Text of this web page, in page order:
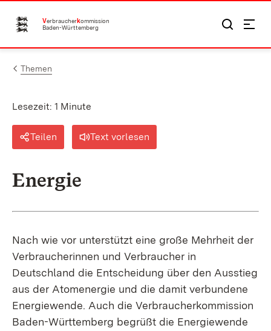
Zum Inhalt springen
Verbraucherkommission
Baden-Württemberg
Themen
Lesezeit: 1 Minute
Teilen Text vorlesen
Energie
Nach wie vor unterstützt eine große Mehrheit der
Verbraucherinnen und Verbraucher in
Deutschland die Entscheidung über den Ausstieg
aus der Atomenergie und die damit verbundene
Energiewende. Auch die Verbraucherkommission
Baden-Württemberg begrüßt die Energiewende